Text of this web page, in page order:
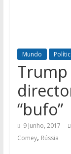
Mundo
Trump
“bufo”
9 Junho, 2017
Comey, Rússia